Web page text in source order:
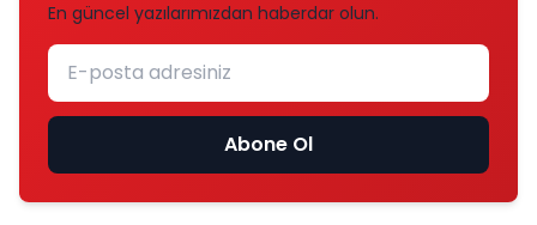
En güncel yazılarımızdan haberdar olun.
Abone Ol